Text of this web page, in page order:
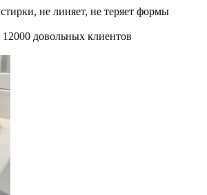
не линяет, не теряет формы
довольных клиентов